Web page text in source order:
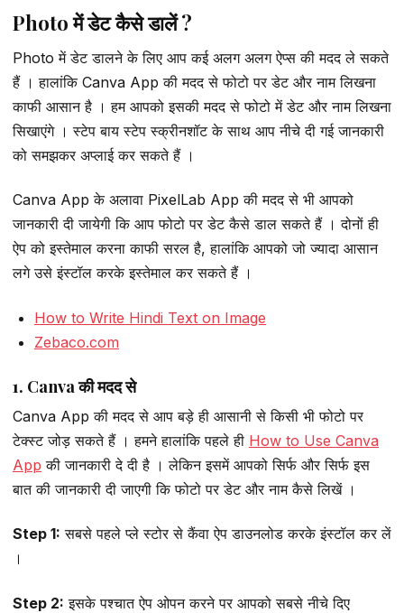
Photo में डेट कैसे डालें ?
Photo में डेट डालने के लिए आप कई अलग अलग ऐप्स की मदद ले सकते
हैं । हालांकि Canva App की मदद से फोटो पर डेट और नाम लिखना
काफी आसान है । हम आपको इसकी मदद से फोटो में डेट और नाम लिखना
सिखाएंगे । स्टेप बाय स्टेप स्क्रीनशॉट के साथ आप नीचे दी गई जानकारी
को समझकर अप्लाई कर सकते हैं ।
Canva App के अलावा PixelLab App की मदद से भी आपको
जानकारी दी जायेगी कि आप फोटो पर डेट कैसे डाल सकते हैं । दोनों ही
ऐप को इस्तेमाल करना काफी सरल है, हालांकि आपको जो ज्यादा आसान
लगे उसे इंस्टॉल करके इस्तेमाल कर सकते हैं ।
How to Write Hindi Text on Image
Zebaco.com
1. Canva की मदद से
Canva App की मदद से आप बड़े ही आसानी से किसी भी फोटो पर
टेक्स्ट जोड़ सकते हैं । हमने हालांकि पहले ही How to Use Canva
App की जानकारी दे दी है । लेकिन इसमें आपको सिर्फ और सिर्फ इस
बात की जानकारी दी जाएगी कि फोटो पर डेट और नाम कैसे लिखें ।
Step 1: सबसे पहले प्ले स्टोर से कैंवा ऐप डाउनलोड करके इंस्टॉल कर लें
।
Step 2: इसके पश्चात ऐप ओपन करने पर आपको सबसे नीचे दिए